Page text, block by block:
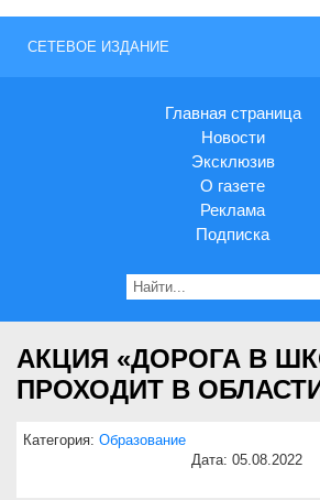
СЕТЕВОЕ ИЗДАНИЕ
Главная страница
Новости
Эксклюзив
О газете
Реклама
Подписка
АКЦИЯ «ДОРОГА В
ПРОХОДИТ В
Категория: Образование
Дата: 05.08.2022